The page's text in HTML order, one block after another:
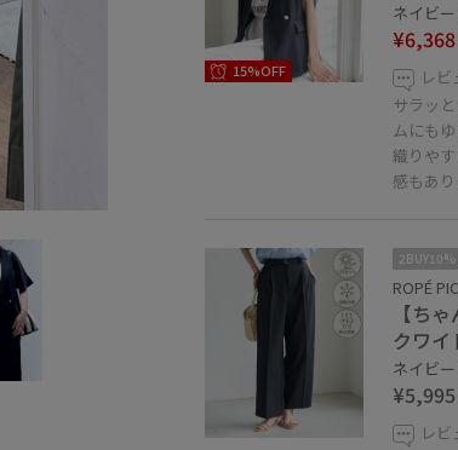
15%OFF
ネイビ
¥6,368
レビ
サラッ
ムにも
織りや
感もあり
ROPÉ
【ち
クワ
ネイビ
¥5,995
レビ